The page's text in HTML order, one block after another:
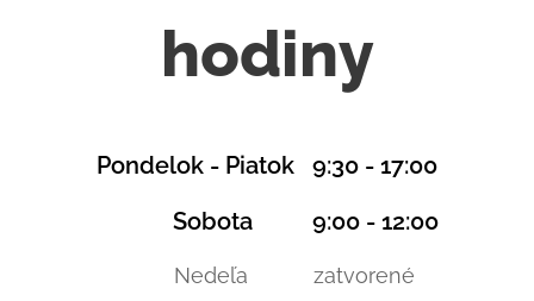
hodiny
Pondelok - Piatok 9:30 - 17:00
Sobota 9:00 - 12:00
Nedeľa zatvorené